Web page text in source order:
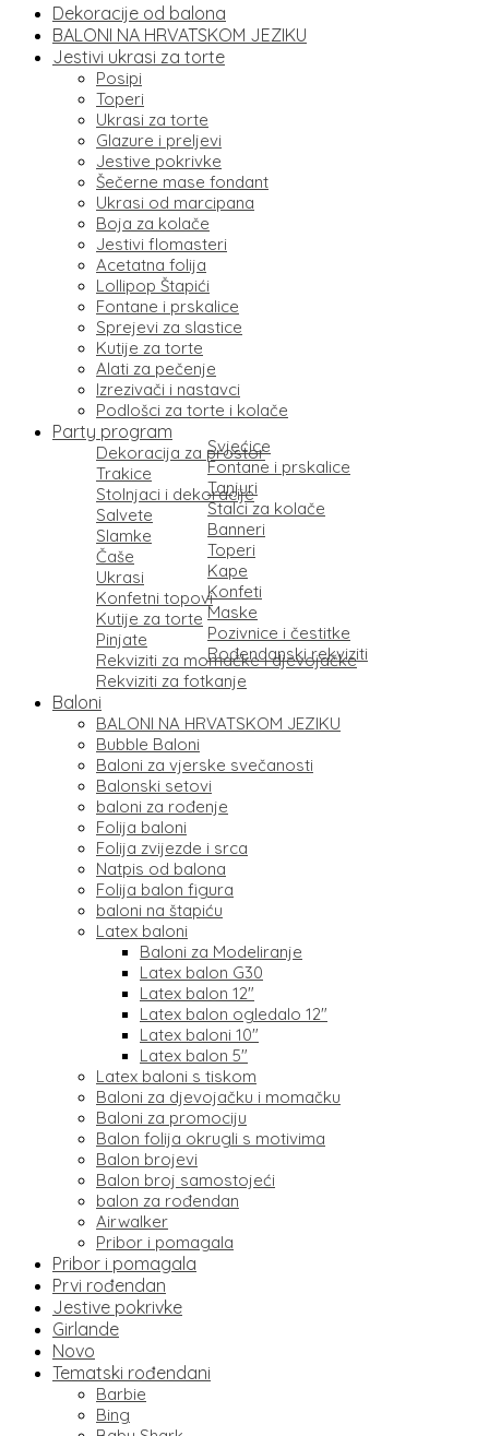
Dekoracije od balona
BALONI NA HRVATSKOM JEZIKU
Jestivi ukrasi za torte
Posipi
Toperi
Ukrasi za torte
Glazure i preljevi
Jestive pokrivke
Šečerne mase fondant
Ukrasi od marcipana
Boja za kolače
Jestivi flomasteri
Acetatna folija
Lollipop Štapići
Fontane i prskalice
Sprejevi za slastice
Kutije za torte
Alati za pečenje
Izrezivači i nastavci
Podlošci za torte i kolače
Party program
Dekoracija za prostor
Svjećice
Trakice
Fontane i prskalice
Stolnjaci i dekoracije
Tanjuri
Salvete
Stalci za kolače
Slamke
Banneri
Čaše
Toperi
Ukrasi
Kape
Konfetni topoviKonfeti
Kutije za torte Maske
Pinjate
Pozivnice i čestitke
Rekviziti za momačke i djevojačke
Rođendanski rekviziti
Rekviziti za fotkanje
Baloni
BALONI NA HRVATSKOM JEZIKU
Bubble Baloni
Baloni za vjerske svečanosti
Balonski setovi
baloni za rođenje
Folija baloni
Folija zvijezde i srca
Natpis od balona
Folija balon figura
baloni na štapiću
Latex baloni
Baloni za Modeliranje
Latex balon G30
Latex balon 12″
Latex balon ogledalo 12″
Latex baloni 10″
Latex balon 5″
Latex baloni s tiskom
Baloni za djevojačku i momačku
Baloni za promociju
Balon folija okrugli s motivima
Balon brojevi
Balon broj samostojeći
balon za rođendan
Airwalker
Pribor i pomagala
Pribor i pomagala
Prvi rođendan
Jestive pokrivke
Girlande
Novo
Tematski rođendani
Barbie
Bing